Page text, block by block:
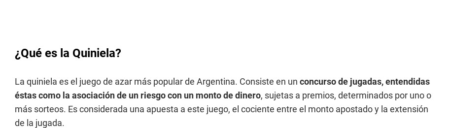
¿Qué es la Quiniela?
La quiniela es el juego de azar más popular de Argentina. Consiste en un concurso de jugadas, entendidas
éstas como la asociación de un riesgo con un monto de dinero, sujetas a premios, determinados por uno o
más sorteos. Es considerada una apuesta a este juego, el cociente entre el monto apostado y la extensión
de la jugada.